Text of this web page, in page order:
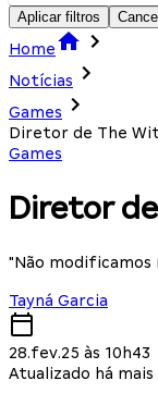
Aplicar filtros
Home
Notícias
Games
Diretor de The
Games
Diretor
"Não modificamos
Tayná Garcia
28.fev.25 às 10h43
Atualizado há mais